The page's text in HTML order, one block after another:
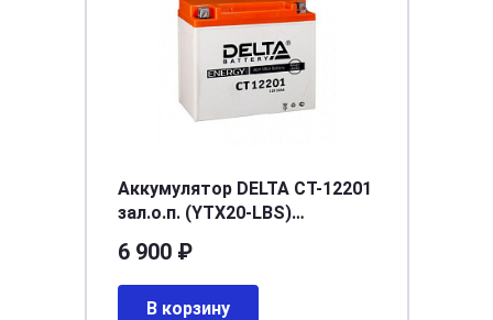
Аккумулятор DELTA СТ-12201
зал.о.п. (YTX20-LBS)
6 900 ₽
В корзину